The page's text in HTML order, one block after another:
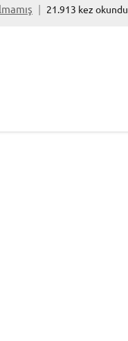
21.913 kez okundu